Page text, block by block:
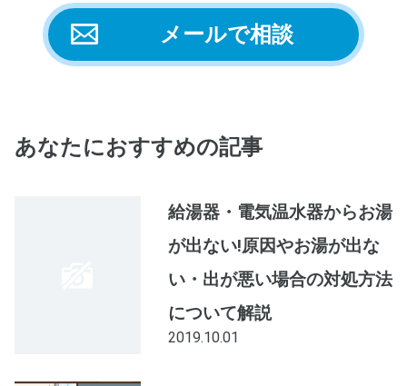
メールで相談
あなたにおすすめの記事
給湯器・電気温水器からお湯
が出ない!原因やお湯が出な
い・出が悪い場合の対処方法
について解説
2019.10.01